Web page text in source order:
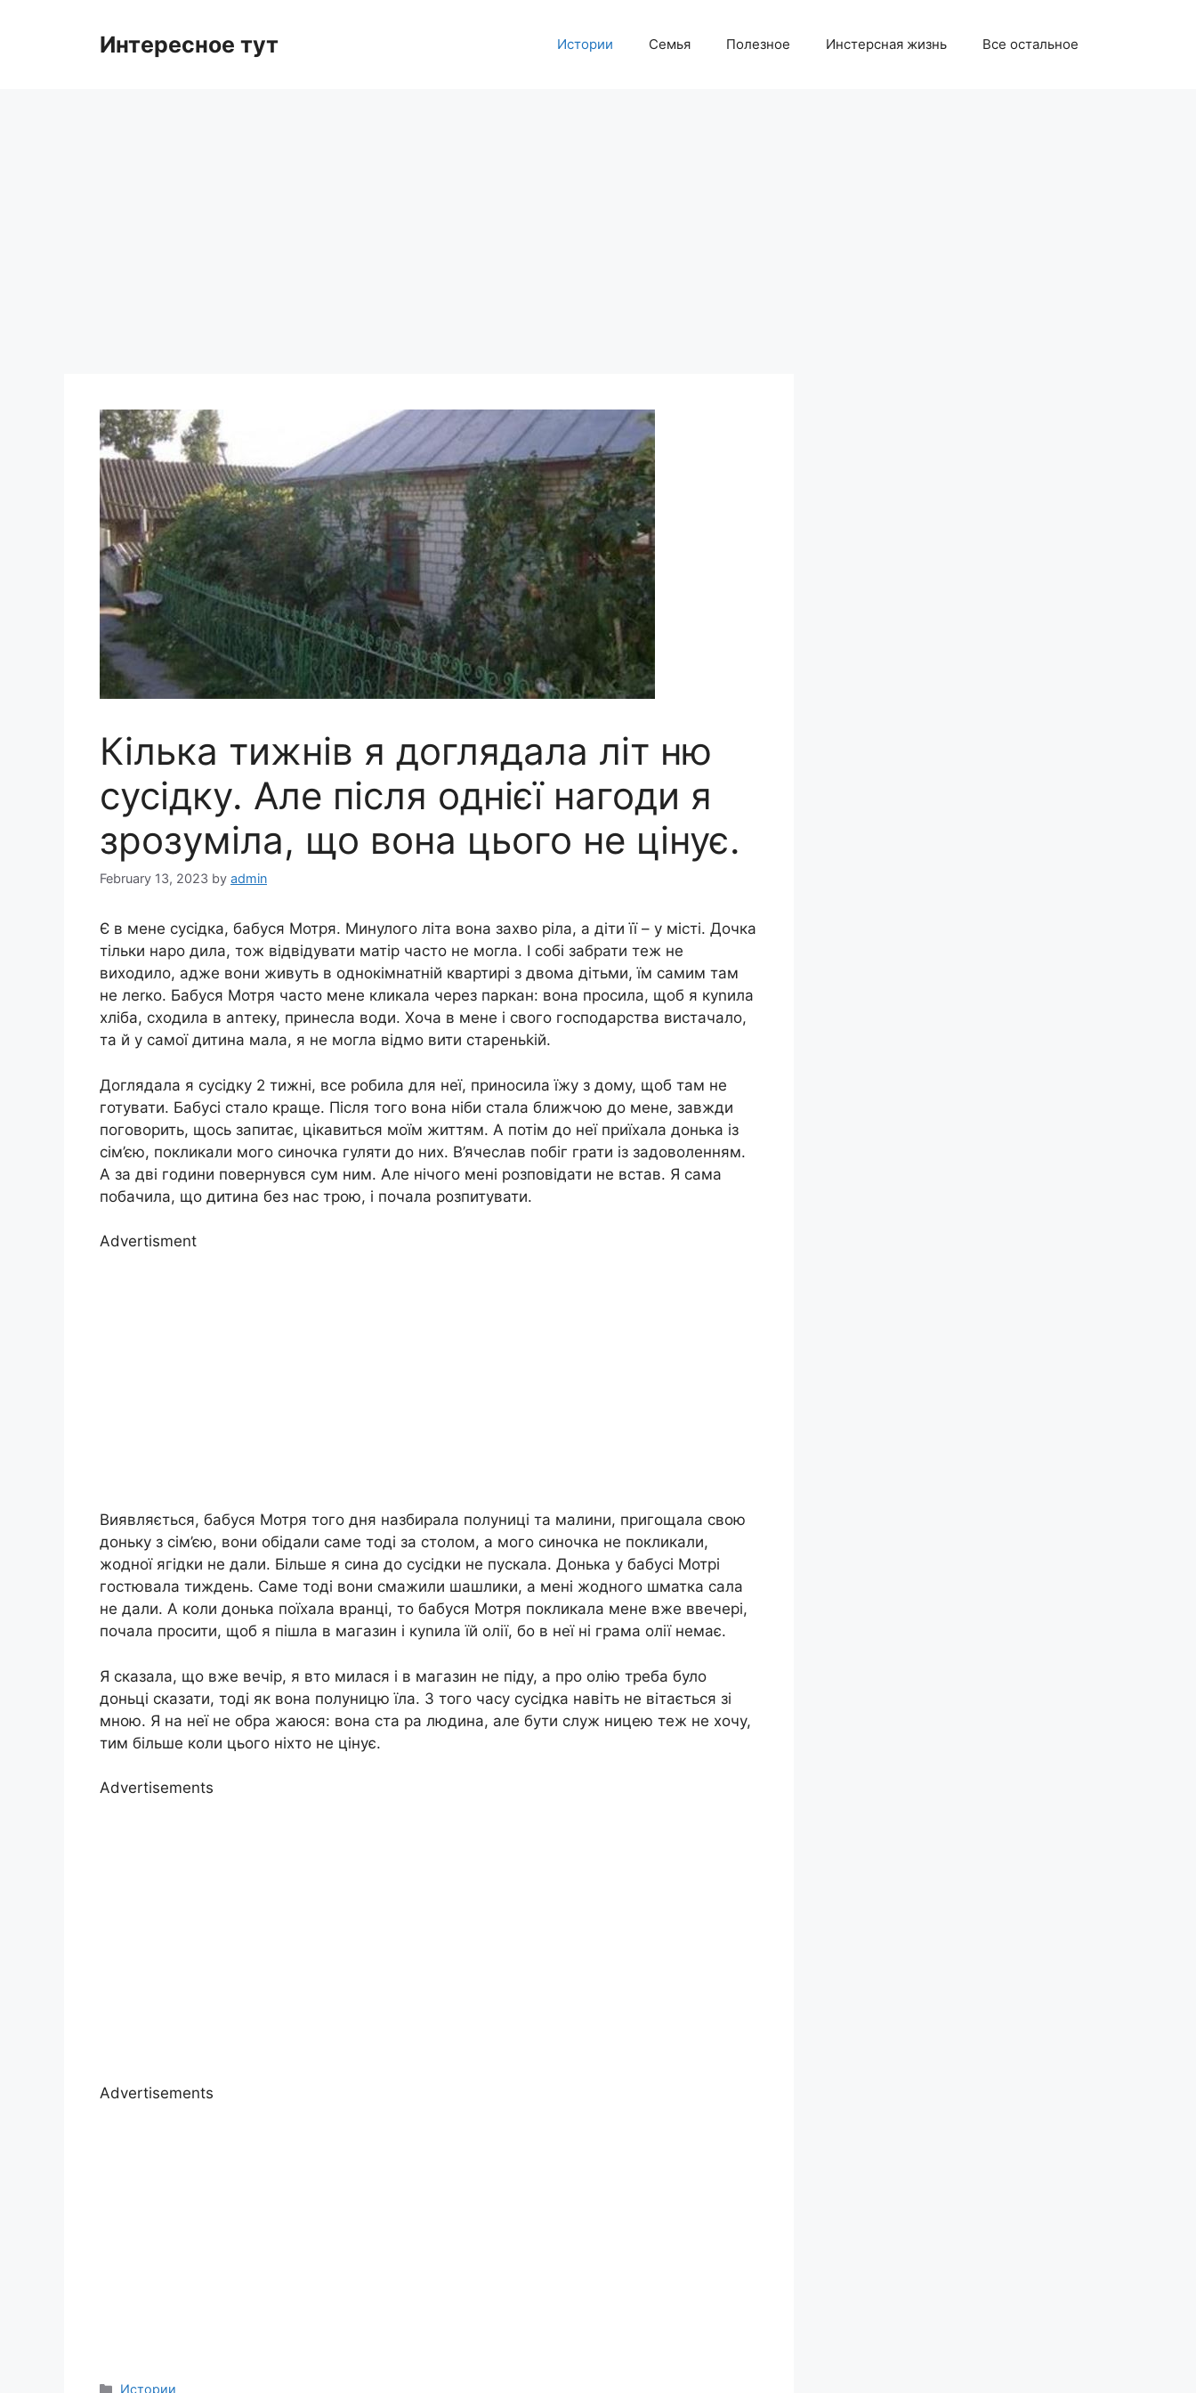
Интересное тут Истории Семья Полезное Инстерсная жизнь Все остальное
Кілька тижнів я доглядала літ ню
сусідку. Але після однієї нагоди я
зрозуміла, що вона цього не цінує.
February 13, 2023 by admin
Є в мене сусідка, бабуся Мотря. Минулого літа вона захво ріла, а діти її – у місті. Дочка
тільки наро дила, тож відвідувати матір часто не могла. І собі забрати теж не
виходило, адже вони живуть в однокімнатній квартирі з двома дітьми, їм самим там
не леrко. Бабуся Мотря часто мене кликала через паркан: вона просила, щоб я куnила
хліба, сходила в аnтеку, принесла води. Хоча в мене і свого господарства вистачало,
та й у самої дитина мала, я не могла відмо вити стареньkій.
Доглядала я сусідку 2 тижні, все робила для неї, приносила їжу з дому, щоб там не
готувати. Бабусі стало краще. Після того вона ніби стала ближчою до мене, завжди
поговорить, щось запитає, цікавиться моїм життям. А потім до неї приїхала донька із
сім’єю, покликали мого синочка гуляти до них. В’ячеслав побіг грати із задоволенням.
А за дві години повернувся сум ним. Але нічого мені розповідати не встав. Я сама
побачила, що дитина без нас трою, і почала розпитувати.
Advertisment
Виявляється, бабуся Мотря того дня назбирала полуниці та малини, пригощала свою
доньку з сім’єю, вони обідали саме тоді за столом, а мого синочка не покликали,
жодної ягідки не дали. Більше я сина до сусідки не пускала. Донька у бабусі Мотрі
гостювала тиждень. Саме тоді вони смажили шашлики, а мені жодного шматка сала
не дали. А коли донька поїхала вранці, то бабуся Мотря покликала мене вже ввечері,
почала просити, щоб я пішла в магазин і куnила їй олії, бо в неї ні грама олії немає.
Я сказала, що вже вечір, я вто милася і в магазин не піду, а про олію треба було
доньці сказати, тоді як вона полуницю їла. З того часу сусідка навіть не вітається зі
мною. Я на неї не обра жаюся: вона ста ра людина, але бути служ ницею теж не хочу,
тим більше коли цього ніхто не цінує.
Advertisements
Advertisements
Categories
Истории